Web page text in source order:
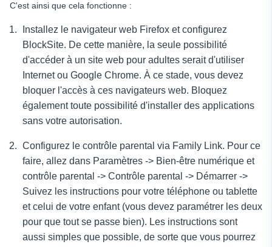
C'est ainsi que cela fonctionne :
Installez le navigateur web Firefox et configurez
BlockSite. De cette manière, la seule possibilité
d'accéder à un site web pour adultes serait d'utiliser
Internet ou Google Chrome. À ce stade, vous devez
bloquer l'accès à ces navigateurs web. Bloquez
également toute possibilité d'installer des applications
sans votre autorisation.
Configurez le contrôle parental via Family Link. Pour ce
faire, allez dans Paramètres -> Bien-être numérique et
contrôle parental -> Contrôle parental -> Démarrer ->
Suivez les instructions pour votre téléphone ou tablette
et celui de votre enfant (vous devez paramétrer les deux
pour que tout se passe bien). Les instructions sont
aussi simples que possible, de sorte que vous pourrez